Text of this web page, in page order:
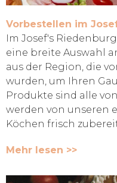
Vorbestellen im
Im Josef's
eine breite Auswahl
aus der Region, die
wurden, um Ihren
Produkte sind alle
werden von unseren
Köchen frisch
Mehr lesen >>